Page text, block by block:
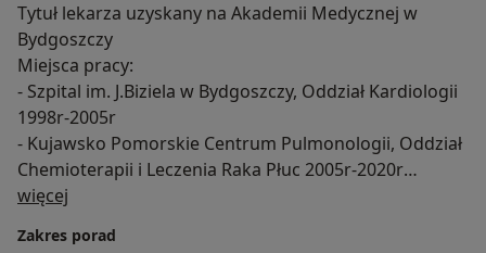
Tytuł lekarza uzyskany na Akademii Medycznej w
Bydgoszczy
Miejsca pracy:
- Szpital im. J.Biziela w Bydgoszczy, Oddział Kardiologii
1998r-2005r
- Kujawsko Pomorskie Centrum Pulmonologii, Oddział
Chemioterapii i Leczenia Raka Płuc 2005r-2020r
- Instytut Gruźlicy i Chorób Płuc w Warszawie oraz w
zakresu chorób płuc
więcej
Zakres porad